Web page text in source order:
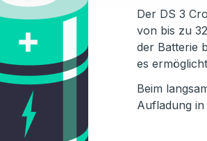
Der DS 3
von bis zu
der Batterie
es
Beim
Aufladung